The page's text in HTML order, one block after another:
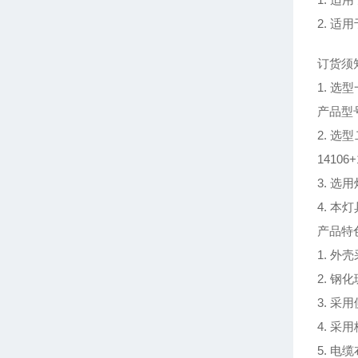
2. 适用
订货须
1. 选
产品型
2. 选
3. 选用
4. 本灯
产品特
1. 外壳
2. 钢
3. 采用
4. 采用
5. 电缆